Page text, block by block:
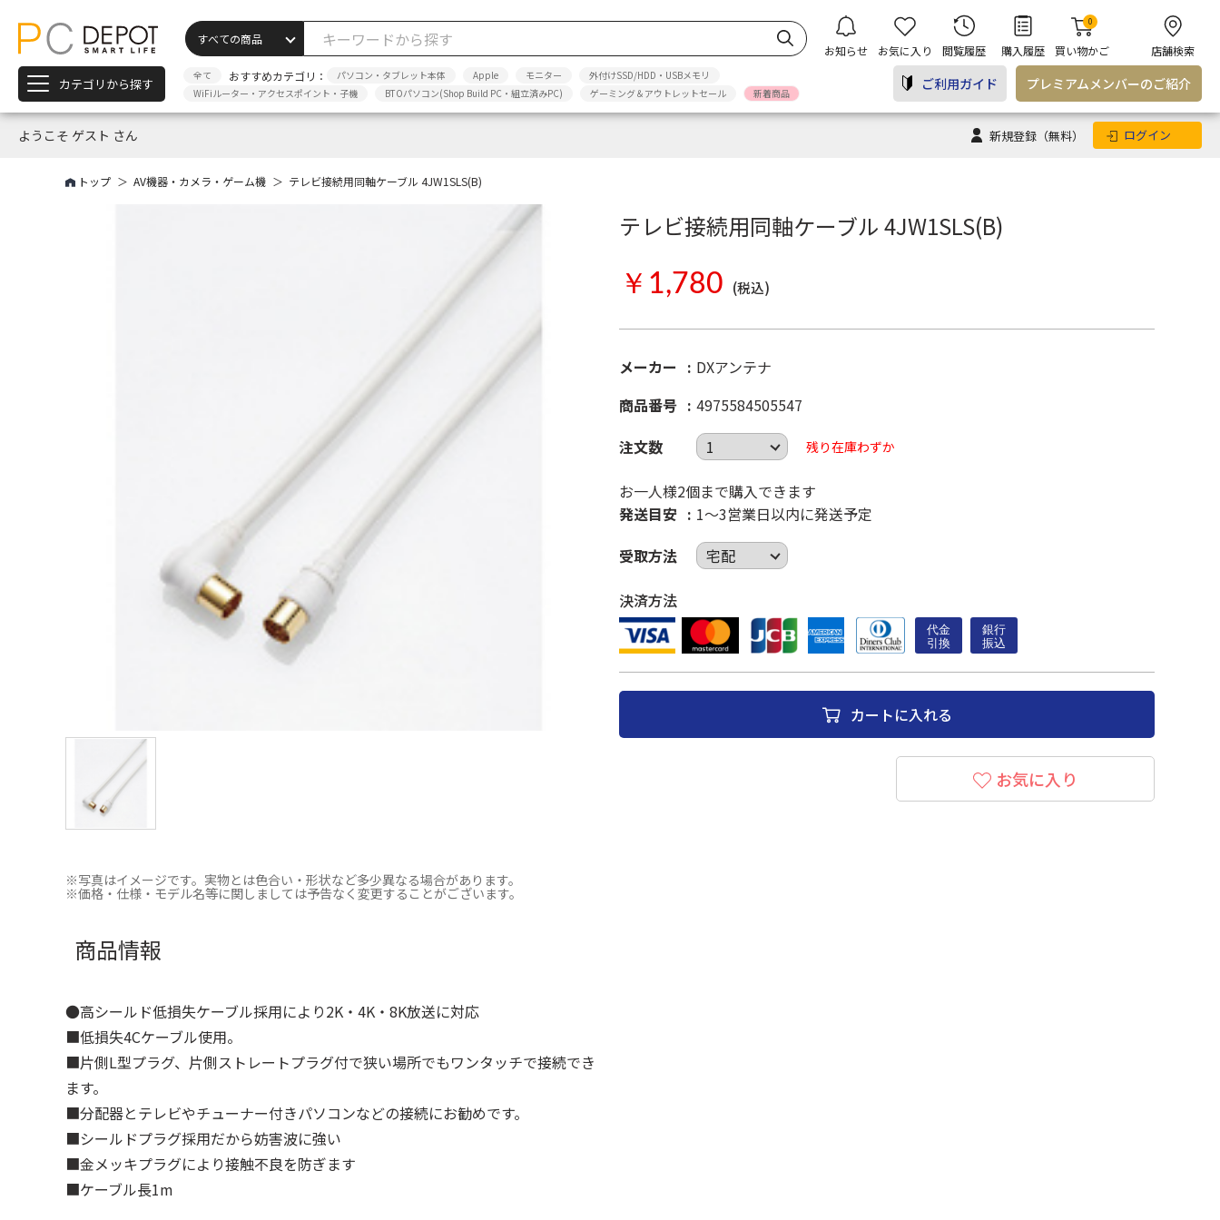
お知らせ お気に入り 閲覧履歴 購入履歴 買い物かご
0
店舗検索
カテゴリから探す 全て おすすめカテゴリ： パソコン・タブレット本体 Apple モニター
外付けSSD/HDD・USBメモリ
WiFiルーター・アクセスポイント・子機
BTOパソコン(Shop Build PC・組立済みPC) ゲーミング＆アウトレットセール 新着商品
ご利用ガイド プレミアム メンバーのご紹介
ようこそ ゲスト さん 新規登録 （無料） ログイン
トップ AV機器・カメラ・ゲーム機 テレビ接続用同軸ケーブル 4JW1SLS(B)
※写真はイメージです。実物とは色合い・形状など多少異なる場合があります。
※価格・仕様・モデル名等に関しましては予告なく変更することがございます。
テレビ接続用同軸ケーブル 4JW1SLS(B)
￥1,780 (税込)
メーカー
DXアンテナ
商品番号
4975584505547
注文数
残り在庫わずか
お一人様2個まで購入できます
発送目安
1～3営業日以内に発送予定
受取方法
決済方法
カートに入れる
お気に入り
商品情報
●高シールド低損失ケーブル採用により2K・4K・8K放送に対応
■低損失4Cケーブル使用。
■片側L型プラグ、片側ストレートプラグ付で狭い場所でもワンタッチで接続でき
ます。
■分配器とテレビやチューナー付きパソコンなどの接続にお勧めです。
■シールドプラグ採用だから妨害波に強い
■金メッキプラグにより接触不良を防ぎます
■ケーブル長1m